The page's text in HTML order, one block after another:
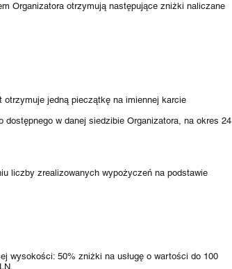
Organizatora otrzymują następujące zniżki naliczane
otrzymuje jedną pieczątkę na imiennej karcie
w danej siedzibie Organizatora, na okres 24
liczby zrealizowanych wypożyczeń na podstawie
wysokości: 50% zniżki na usługę o wartości do 100